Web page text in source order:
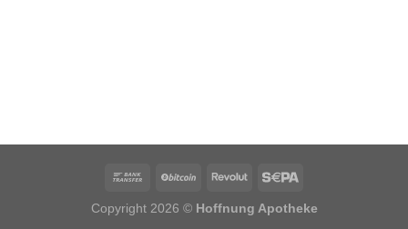
Copyright 2026 © Hoffnung Apotheke